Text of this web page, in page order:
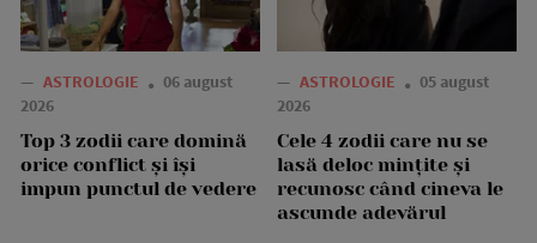
— ASTROLOGIE
06 august
2026
Top 3 zodii care domină
orice conflict și își
impun punctul de vedere
— ASTROLOGIE
05 august
2026
Cele 4 zodii care nu se
lasă deloc mințite și
recunosc când cineva le
ascunde adevărul